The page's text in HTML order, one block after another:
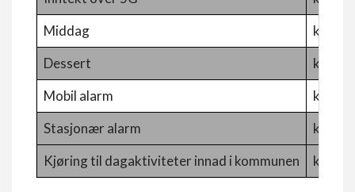
Middag
kr.
Dessert
kr.
Mobil alarm
kr.
Stasjonær alarm
kr.
Kjøring til dagaktiviteter innad i kommunen
kr.